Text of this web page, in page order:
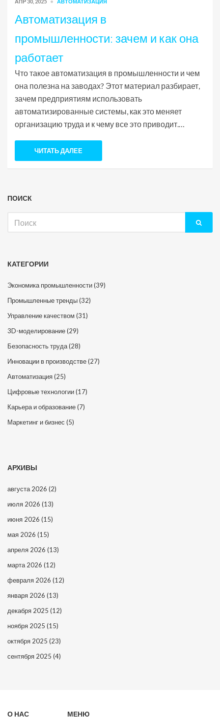
АПР 30, 2025 АВТОМАТИЗАЦИЯ
Автоматизация в
промышленности: зачем и как она
работает
Что такое автоматизация в промышленности и чем
она полезна на заводах? Этот материал разбирает,
зачем предприятиям использовать
автоматизированные системы, как это меняет
организацию труда и к чему все это приводит.
из жизни, интересных фактах и полезных советах
для тех, кто сталкивается с производством. Узнайте,
ЧИТАТЬ ДАЛЕЕ
ПОИСК
КАТЕГОРИИ
Экономика промышленности(39)
Промышленные тренды(32)
Управление качеством (31)
3D-моделирование(29)
Безопасность труда(28)
Инновации в производстве(27)
Автоматизация(25)
Цифровые технологии(17)
Карьера и образование(7)
Маркетинг и бизнес (5)
АРХИВЫ
августа 2026 (2)
июля 2026 (13)
июня 2026 (15)
мая 2026 (15)
апреля 2026 (13)
марта 2026 (12)
февраля 2026 (12)
января 2026 (13)
декабря 2025 (12)
ноября 2025 (15)
октября 2025 (23)
сентября 2025 (4)
О НАС МЕНЮ